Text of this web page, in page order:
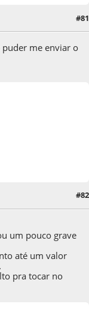
#81
puder me enviar o
#82
um pouco grave
até um valor
pra tocar no